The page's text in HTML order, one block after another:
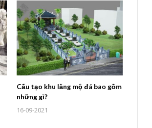
Cấu tạo khu lăng mộ đá bao gồm
những gì?
16-09-2021